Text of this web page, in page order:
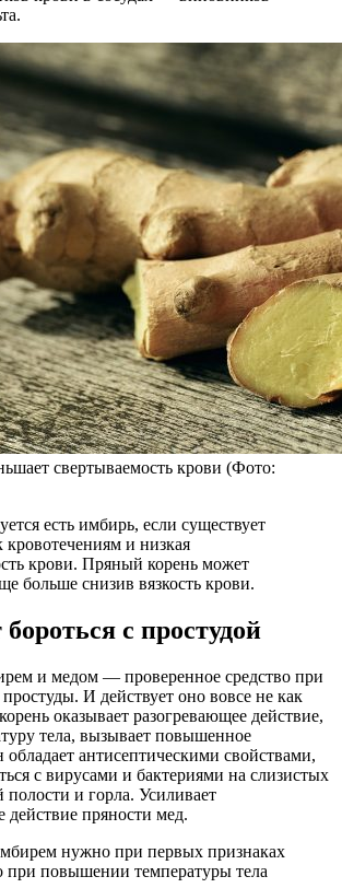
свертываемость крови (Фото:
есть имбирь, если существует
кровотечениям и низкая
крови. Пряный корень может
больше снизив вязкость крови.
с простудой
и медом — проверенное средство при
И действует оно вовсе не как
оказывает разогревающее действие,
тела, вызывает повышенное
антисептическими свойствами,
с вирусами и бактериями на слизистых
полости и горла. Усиливает
действие пряности мед.
нужно при первых признаках
при повышении температуры тела